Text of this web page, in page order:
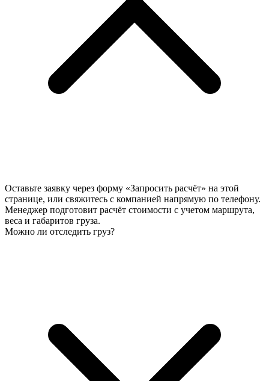
Оставьте заявку через форму «Запросить расчёт» на этой
странице, или свяжитесь с компанией напрямую по телефону.
Менеджер подготовит расчёт стоимости с учетом маршрута,
веса и габаритов груза.
Можно ли отследить груз?